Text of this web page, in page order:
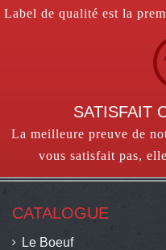
Label de qualité est la
SATISFAIT
La meilleure preuve de
vous satisfait pas,
CATALOGUE
Le Boeuf